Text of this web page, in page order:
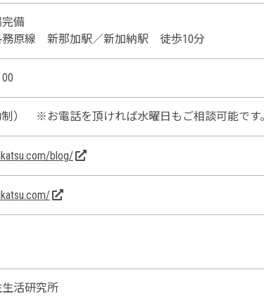
備
務原線 新那加駅／新加納駅 徒歩10分
） ※お電話を頂ければ水曜日もご相談可能です。
blog/
活研究所